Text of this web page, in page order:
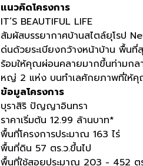
แนวคิดโครงการ
IT’S BEAUTIFUL LIFE
สัมผัสบรรยากาศบ้านสไตล์ยุโรป
ด่นด้วยระเบียงกว้างหน้าบ้าน พื้น
ร้อมให้คุณผ่อนคลายมากขึ้นท่ามกล
หญ่ 2 แห่ง บนทำเลศักยภาพที่ให้คุ
ข้อมูลโครงการ
บุราสิริ ปัญญาอินทรา
ราคาเริ่มต้น 12.99 ล้านบาท*
พื้นที่โครงการประมาณ 163 ไร่
พื้นที่ดิน 57 ตร.ว.ขึ้นไป
พื้นที่ใช้สอยประมาณ 203 - 452 ต